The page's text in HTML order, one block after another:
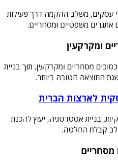
עסקים, משלב ההקמה דרך פעילות
משפטיים ומסחריים.
ומקרקעין
מסחריים ומקרקעין, תוך בניית
התוצאה הטובה ביותר.
לארצות הברית
בניית אסטרטגיה, יעוץ להכנת
קבלת החלטה.
מסחריים